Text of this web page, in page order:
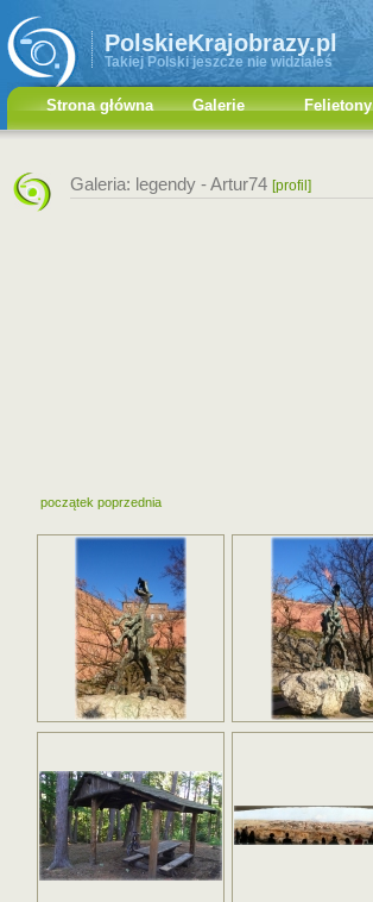
PolskieKrajobrazy.pl
Takiej Polski jeszcze nie widziałeś
Strona główna Galerie Felietony
Galeria: legendy -Artur74 [profil]
początek poprzednia